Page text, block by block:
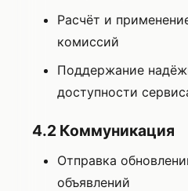
Расчёт и
комиссий
Поддержание
доступности
4.2 Коммуникация
Отправка
объявлений